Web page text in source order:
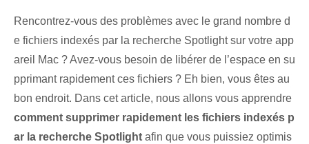
Rencontrez-vous des problèmes avec le grand nombre d
e fichiers indexés par la recherche Spotlight sur votre app
areil Mac ? Avez-vous besoin de libérer de l’espace en su
pprimant rapidement ces fichiers ? Eh bien, vous êtes au
bon endroit. Dans cet article, nous allons vous apprendre
comment supprimer rapidement les fichiers indexés p
ar la recherche Spotlight afin que vous puissiez optimis